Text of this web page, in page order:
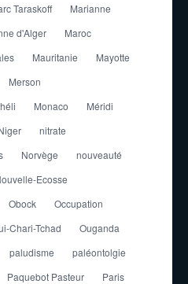
Taraskoff
Marianne
d'Alger
Maroc
Mauritanie
Mayotte
Merson
Monaco
Méridi
nitrate
Norvège
nouveauté
Ecosse
Obock
Occupation
Chari-Tchad
Ouganda
paludisme
paléontolgie
Paquebot Pasteur
Paris